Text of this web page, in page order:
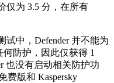
仅为 3.5 分，在所有
试中，Defender 并不能为
防护，因此仅获得 1
也没有启动相关防护功
费版和 Kaspersky